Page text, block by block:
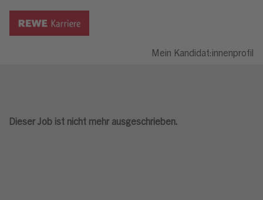
Mein Kandidat:innenprofil
Dieser Job ist nicht mehr ausgeschrieben.